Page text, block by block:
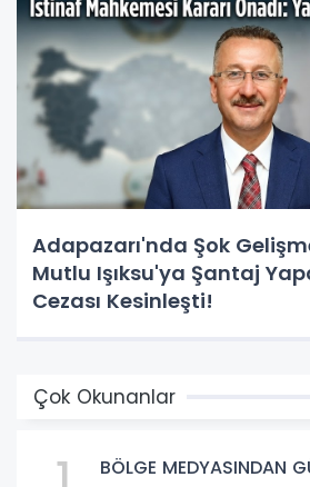
Adapazarı'nda Şok
Mutlu Işıksu'ya Şantaj
Cezası Kesinleşti!
Çok Okunanlar
BÖLGE MEDYASINDAN